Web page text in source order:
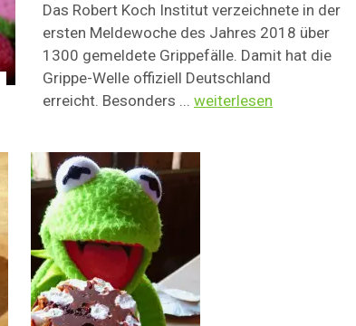
Das Robert Koch Institut verzeichnete in der
ersten Meldewoche des Jahres 2018 über
1300 gemeldete Grippefälle. Damit hat die
Grippe-Welle offiziell Deutschland
erreicht. Besonders ... weiterlesen